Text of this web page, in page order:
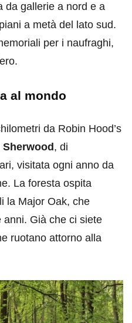
da gallerie a nord e a
a metà del lato sud.
per i naufraghi,
al mondo
da Robin Hood’s
, di
visitata ogni anno da
La foresta ospita
la Major Oak, che
Già che ci siete
ruotano attorno alla